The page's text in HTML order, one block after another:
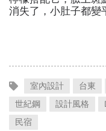
消失了，小肚子都變
室內設計 台東
世紀鋼
設計風格
民宿